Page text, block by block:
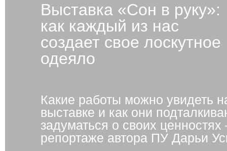
Выставка «Сон в руку»:
как каждый из нас
создает свое лоскутное
одеяло
Какие работы можно увидеть
выставке и как они
задуматься о своих
репортаже автора ПУ Дарьи